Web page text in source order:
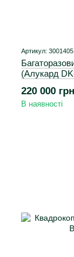
Артикул: 3001405
(Алукард
220 000 грн
В наявності